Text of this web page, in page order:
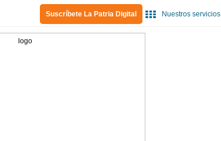
Suscríbete La Patria Digital Nuestros servicios